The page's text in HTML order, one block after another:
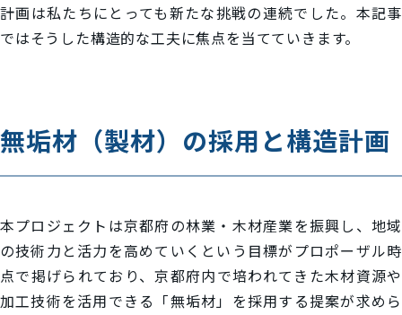
計画は私たちにとっても新たな挑戦の連続でした。本記事
ではそうした構造的な工夫に焦点を当てていきます。
無垢材（製材）の採用と構造計画
本プロジェクトは京都府の林業・木材産業を振興し、地域
の技術力と活力を高めていくという目標がプロポーザル時
点で掲げられており、京都府内で培われてきた木材資源や
加工技術を活用できる「無垢材」を採用する提案が求めら